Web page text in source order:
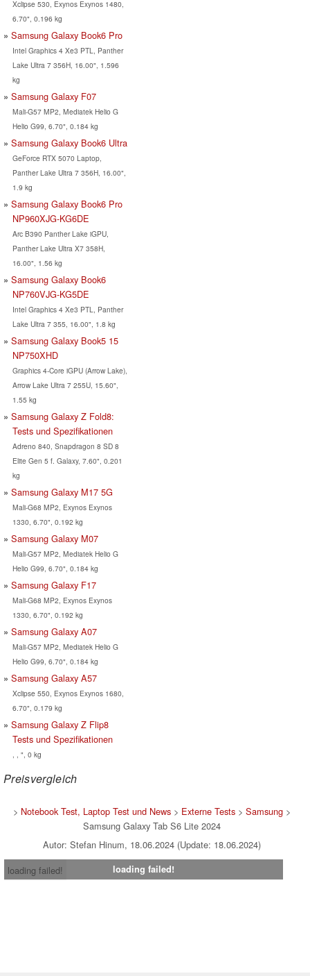
Xclipse 530, Exynos Exynos 1480,
6.70", 0.196 kg
Samsung Galaxy Book6 Pro
Intel Graphics 4 Xe3 PTL, Panther
Lake Ultra 7 356H, 16.00", 1.596
kg
Samsung Galaxy F07
Mali-G57 MP2, Mediatek Helio G
Helio G99, 6.70", 0.184 kg
Samsung Galaxy Book6 Ultra
GeForce RTX 5070 Laptop,
Panther Lake Ultra 7 356H, 16.00",
1.9 kg
Samsung Galaxy Book6 Pro
NP960XJG-KG6DE
Arc B390 Panther Lake iGPU,
Panther Lake Ultra X7 358H,
16.00", 1.56 kg
Samsung Galaxy Book6
NP760VJG-KG5DE
Intel Graphics 4 Xe3 PTL, Panther
Lake Ultra 7 355, 16.00", 1.8 kg
Samsung Galaxy Book5 15
NP750XHD
Graphics 4-Core iGPU (Arrow Lake),
Arrow Lake Ultra 7 255U, 15.60",
1.55 kg
Samsung Galaxy Z Fold8:
Tests und Spezifikationen
Adreno 840, Snapdragon 8 SD 8
Elite Gen 5 f. Galaxy, 7.60", 0.201
kg
Samsung Galaxy M17 5G
Mali-G68 MP2, Exynos Exynos
1330, 6.70", 0.192 kg
Samsung Galaxy M07
Mali-G57 MP2, Mediatek Helio G
Helio G99, 6.70", 0.184 kg
Samsung Galaxy F17
Mali-G68 MP2, Exynos Exynos
1330, 6.70", 0.192 kg
Samsung Galaxy A07
Mali-G57 MP2, Mediatek Helio G
Helio G99, 6.70", 0.184 kg
Samsung Galaxy A57
Xclipse 550, Exynos Exynos 1680,
6.70", 0.179 kg
Samsung Galaxy Z Flip8
Tests und Spezifikationen
, , ", 0 kg
Preisvergleich
> Notebook Test, Laptop Test und News> Externe Tests> Samsung>
Samsung Galaxy Tab S6 Lite 2024
Autor: Stefan Hinum, 18.06.2024 (Update: 18.06.2024)
loading failed!
loading failed!